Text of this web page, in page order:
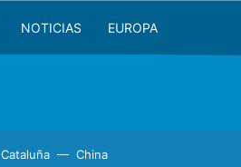
NOTICIAS EUROPA
Cataluña China